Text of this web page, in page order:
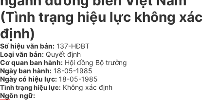
(Tình trạng hiệu lực không xác
định)
Số hiệu văn bản: 137-HĐBT
Loại văn bản: Quyết định
Cơ quan ban hành: Hội đồng Bộ trưởng
Ngày ban hành: 18-05-1985
Ngày có hiệu lực: 18-05-1985
Tình trạng hiệu lực: Không xác định
Ngôn ngữ: